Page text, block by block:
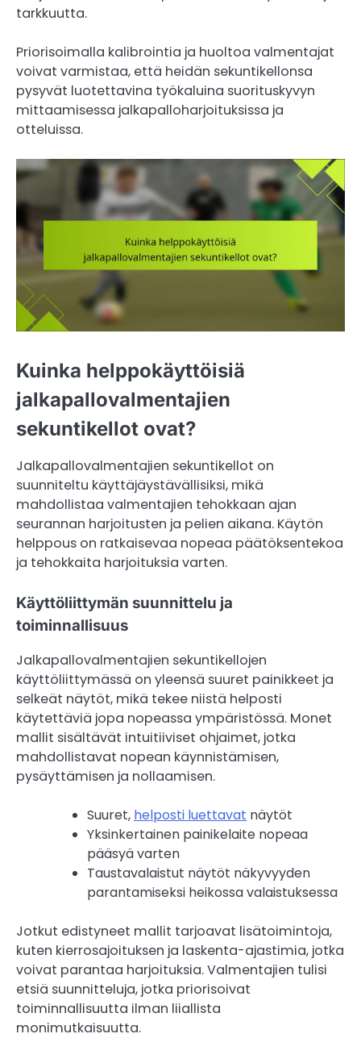
tarkkuutta.
Priorisoimalla kalibrointia ja huoltoa valmentajat
voivat varmistaa, että heidän sekuntikellonsa
pysyvät luotettavina työkaluina suorituskyvyn
mittaamisessa jalkapalloharjoituksissa ja
otteluissa.
Kuinka helppokäyttöisiä
jalkapallovalmentajien
sekuntikellot ovat?
Jalkapallovalmentajien sekuntikellot on
suunniteltu käyttäjäystävällisiksi, mikä
mahdollistaa valmentajien tehokkaan ajan
seurannan harjoitusten ja pelien aikana. Käytön
helppous on ratkaisevaa nopeaa päätöksentekoa
ja tehokkaita harjoituksia varten.
Käyttöliittymän suunnittelu ja
toiminnallisuus
Jalkapallovalmentajien sekuntikellojen
käyttöliittymässä on yleensä suuret painikkeet ja
selkeät näytöt, mikä tekee niistä helposti
käytettäviä jopa nopeassa ympäristössä. Monet
mallit sisältävät intuitiiviset ohjaimet, jotka
mahdollistavat nopean käynnistämisen,
pysäyttämisen ja nollaamisen.
Suuret, helposti luettavat näytöt
Yksinkertainen painikelaite nopeaa
pääsyä varten
Taustavalaistut näytöt näkyvyyden
parantamiseksi heikossa valaistuksessa
Jotkut edistyneet mallit tarjoavat lisätoimintoja,
kuten kierrosajoituksen ja laskenta-ajastimia, jotka
voivat parantaa harjoituksia. Valmentajien tulisi
etsiä suunnitteluja, jotka priorisoivat
toiminnallisuutta ilman liiallista
monimutkaisuutta.